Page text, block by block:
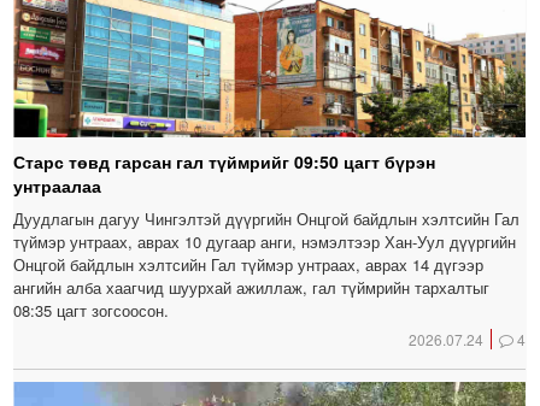
Старс төвд гарсан гал түймрийг 09:50 цагт бүрэн
унтраалаа
Дуудлагын дагуу Чингэлтэй дүүргийн Онцгой байдлын хэлтсийн Гал
түймэр унтраах, аврах 10 дугаар анги, нэмэлтээр Хан-Уул дүүргийн
Онцгой байдлын хэлтсийн Гал түймэр унтраах, аврах 14 дүгээр
ангийн алба хаагчид шуурхай ажиллаж, гал түймрийн тархалтыг
08:35 цагт зогсоосон.
2026.07.24 4